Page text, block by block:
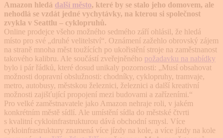
Amazon hledá další město, které by se stalo jeho domovem, ale
nehodlá se vzdát jedné vychytávky, na kterou si společnost
zvykla v Seattlu – cyklopruhů.
Online prodejce všeho možného sedmého září ohlásil, že hledá
místo pro své „druhé velitelství“. Oznámení zažehlo obrovský zájem
na straně mnoha měst toužících po ukořistění stroje na zaměstnanost
takového kalibru. Ale součástí zveřejněného požadavku na nabídky
bylo i pár řádků, které dosud unikaly pozornosti: „Musí obsahovat
možnosti dopravní obslužnosti: chodníky, cyklopruhy, tramvaje,
metro, autobusy, městskou železnici, železnici a další kreativní
možnosti zajišťující propojení mezi budovami a zařízeními.“
Pro velké zaměstnavatele jako Amazon nehraje roli, v jakém
konkrétním městě sídlí. Ale umístění sídla do městské čtvrti
s kvalitní cykloinfrastrukturou dává obchodní smysl. Více
cykloinfrastruktury znamená více jízdy na kole, a více jízdy na kole